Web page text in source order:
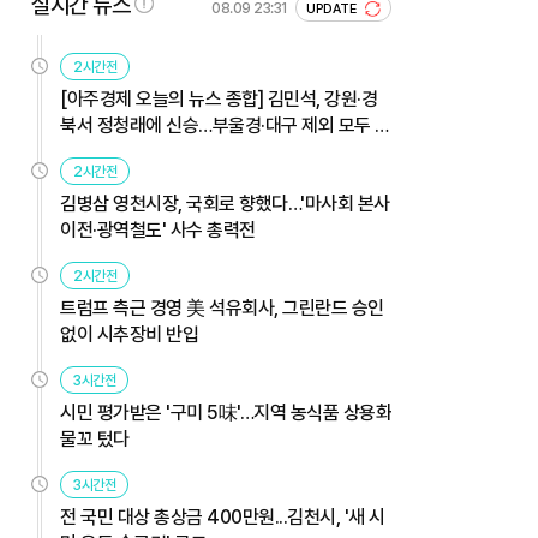
08.09 23:31 UPDATE
2시간전
[아주경제 오늘의 뉴스 종합] 김민석, 강원·경
북서 정청래에 신승…부울경·대구 제외 모두 웃
었다 外
2시간전
김병삼 영천시장, 국회로 향했다…'마사회 본사
이전·광역철도' 사수 총력전
2시간전
트럼프 측근 경영 美 석유회사, 그린란드 승인
없이 시추장비 반입
3시간전
시민 평가받은 '구미 5味'…지역 농식품 상용화
물꼬 텄다
3시간전
전 국민 대상 총상금 400만원...김천시, '새 시